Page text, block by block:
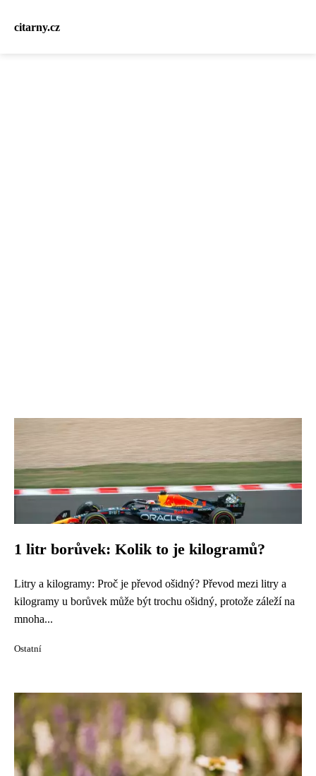
citarny.cz
1 litr borůvek: Kolik to je kilogramů?
Litry a kilogramy: Proč je převod ošidný? Převod mezi litry a
kilogramy u borůvek může být trochu ošidný, protože záleží na
mnoha...
Ostatní